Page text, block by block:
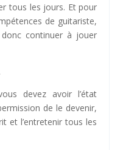
tous les jours. Et pour
de guitariste,
continuer à jouer
devez avoir l’état
de le devenir,
et l’entretenir tous les